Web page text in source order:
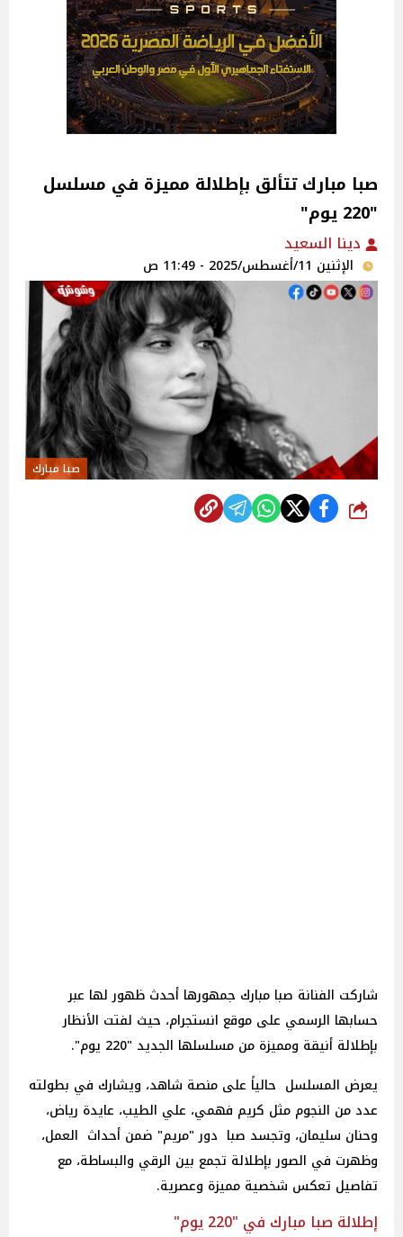
صبا مبارك تتألق بإطلالة مميزة في مسلسل
"220 يوم"
دينا السعيد
الإثنين 11/أغسطس/2025 - 11:49 ص
صبا مبارك
شارك
شاركت الفنانة صبا مبارك جمهورها أحدث ظهور لها عبر
حسابها الرسمي على موقع انستجرام، حيث لفتت الأنظار
بإطلالة أنيقة ومميزة من مسلسلها الجديد "220 يوم".
يعرض المسلسل حالياً على منصة شاهد، ويشارك في بطولته
عدد من النجوم مثل كريم فهمي، علي الطيب، عايدة رياض،
وحنان سليمان، وتجسد صبا دور "مريم" ضمن أحداث العمل،
وظهرت في الصور بإطلالة تجمع بين الرقي والبساطة، مع
تفاصيل تعكس شخصية مميزة وعصرية.
إطلالة صبا مبارك في "220 يوم"